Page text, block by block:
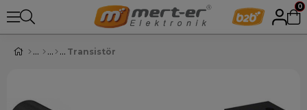
0
Transistör